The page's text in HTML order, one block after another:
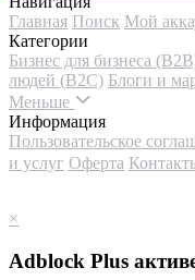
Главная Поиск Мой
Категории
Бизнес для бизнеса
людей (B2C) Блоги и
Меньше
Информация
Пользовательское
и услуг Оферта
×
Adblock Plus